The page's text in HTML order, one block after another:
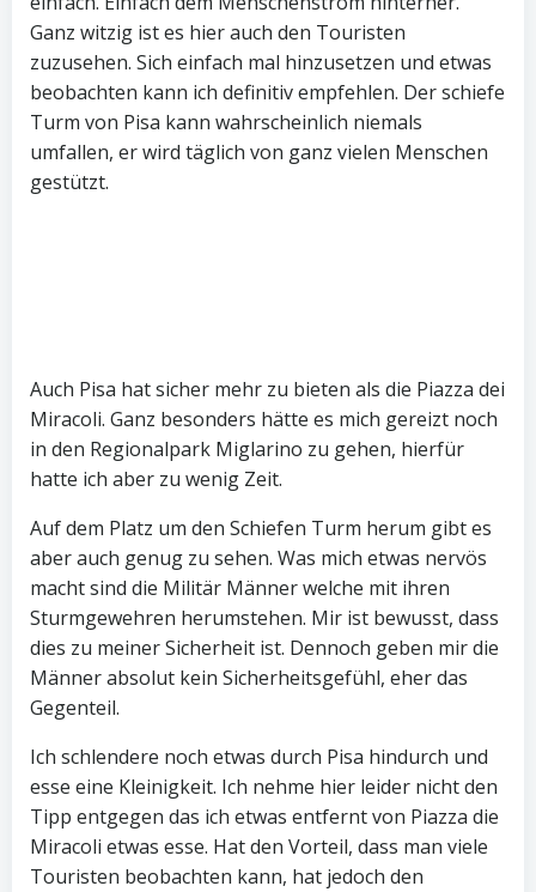
Ganz witzig ist es hier auch den Touristen
zuzusehen. Sich einfach mal hinzusetzen und etwas
beobachten kann ich definitiv empfehlen. Der schiefe
Turm von Pisa kann wahrscheinlich niemals
umfallen, er wird täglich von ganz vielen Menschen
gestützt.
Auch Pisa hat sicher mehr zu bieten als die Piazza dei
Miracoli. Ganz besonders hätte es mich gereizt noch
in den Regionalpark Miglarino zu gehen, hierfür
hatte ich aber zu wenig Zeit.
Auf dem Platz um den Schiefen Turm herum gibt es
aber auch genug zu sehen. Was mich etwas nervös
macht sind die Militär Männer welche mit ihren
Sturmgewehren herumstehen. Mir ist bewusst, dass
dies zu meiner Sicherheit ist. Dennoch geben mir die
Männer absolut kein Sicherheitsgefühl, eher das
Gegenteil.
Ich schlendere noch etwas durch Pisa hindurch und
esse eine Kleinigkeit. Ich nehme hier leider nicht den
Tipp entgegen das ich etwas entfernt von Piazza die
Miracoli etwas esse. Hat den Vorteil, dass man viele
Touristen beobachten kann, hat jedoch den